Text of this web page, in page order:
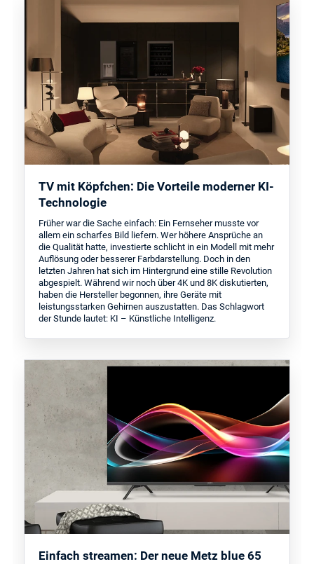
TV mit Köpfchen: Die Vorteile moderner KI-
Technologie
Früher war die Sache einfach: Ein Fernseher musste vor
allem ein scharfes Bild liefern. Wer höhere Ansprüche an
die Qualität hatte, investierte schlicht in ein Modell mit mehr
Auflösung oder besserer Farbdarstellung. Doch in den
letzten Jahren hat sich im Hintergrund eine stille Revolution
abgespielt. Während wir noch über 4K und 8K diskutierten,
haben die Hersteller begonnen, ihre Geräte mit
leistungsstarken Gehirnen auszustatten. Das Schlagwort
der Stunde lautet: KI – Künstliche Intelligenz.
Einfach streamen: Der neue Metz blue 65